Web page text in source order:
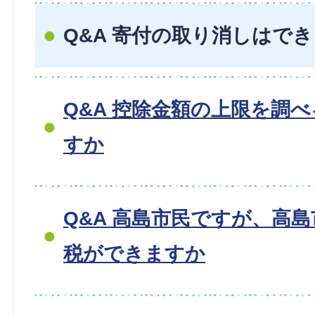
Q&A 寄付の取り消しはで
Q&A 控除金額の上限を調
すか
Q&A 高島市民ですが、高
税ができますか